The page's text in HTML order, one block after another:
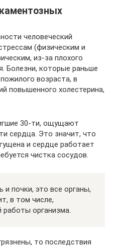
человеческий
(физическим и
из-за плохого
Болезни, которые раньше
возраста, в
повышенного холестерина,
30-ти, ощущают
сердца. Это значит, что
и сердце работает
чистка сосудов.
и почки, это все органы,
в том числе,
организма.
то последствия